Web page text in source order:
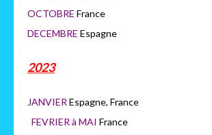
OCTOBRE
DECEMBRE Espagne
2023
JANVIER Espagne,
FEVRIER à MAI France